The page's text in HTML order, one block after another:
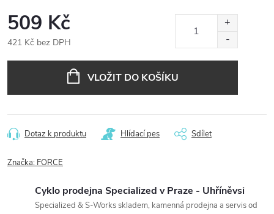
509 Kč
421 Kč bez DPH
VLOŽIT DO KOŠÍKU
Dotaz k produktu Hlídací pes Sdílet
Značka: FORCE
Cyklo prodejna Specialized v Praze - Uhříněvsi
Specialized & S-Works skladem, kamenná prodejna a servis od